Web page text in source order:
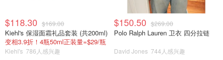
$118.30 $169.00
Kiehl's 保湿面霜礼品套装 (共200ml)
变相3.9折！4瓶50ml正装量=$29/瓶
Kiehl's 786人感兴趣
$150.50 $269.00
Polo Ralph Lauren 卫衣 四分拉链
David Jones 744人感兴趣